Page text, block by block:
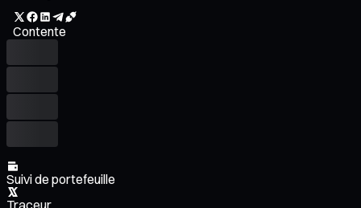
Contente
Suivi de portefeuille
Traceur